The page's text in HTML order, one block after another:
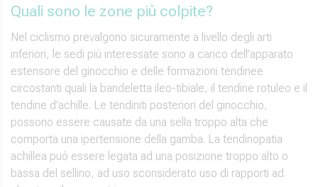
Quali sono le zone più colpite?
Nel ciclismo prevalgono sicuramente a livello degli arti
inferiori, le sedi più interessate sono a carico dell’apparato
estensore del ginocchio e delle formazioni tendinee
circostanti quali la bandeletta ileo-tibiale, il tendine rotuleo e il
tendine d’achille. Le tendiniti posteriori del ginocchio,
possono essere causate da una sella troppo alta che
comporta una ipertensione della gamba. La tendinopatia
achillea può essere legata ad una posizione troppo alto o
bassa del sellino, ad uso sconsiderato uso di rapporti ad